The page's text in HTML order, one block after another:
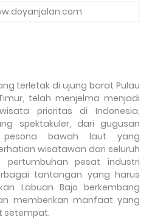
terletak di ujung barat Pulau
telah menjelma menjadi
prioritas di Indonesia.
spektakuler, dari gugusan
bawah laut yang
wisatawan dari seluruh
pertumbuhan pesat industri
tantangan yang harus
Labuan Bajo berkembang
memberikan manfaat yang
setempat.